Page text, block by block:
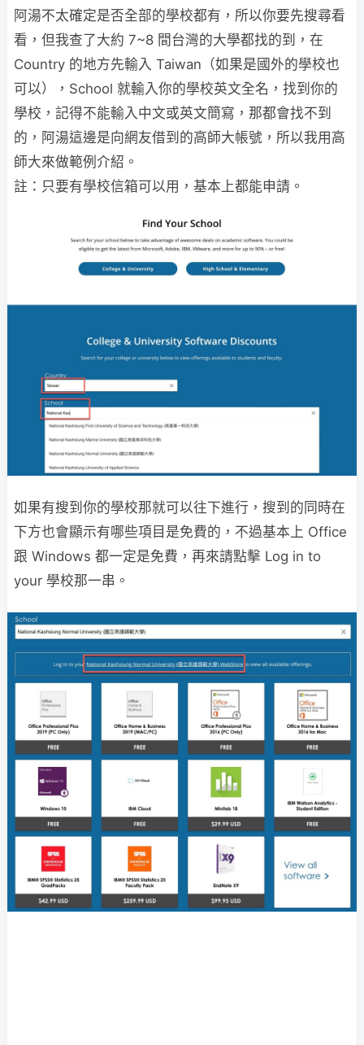
阿湯不太確定是否全部的學校都有，所以你要先搜尋看
看，但我查了大約 7~8 間台灣的大學都找的到，在
Country 的地方先輸入 Taiwan（如果是國外的學校也
可以），School 就輸入你的學校英文全名，找到你的
學校，記得不能輸入中文或英文簡寫，那都會找不到
的，阿湯這邊是向網友借到的高師大帳號，所以我用高
師大來做範例介紹。
註：只要有學校信箱可以用，基本上都能申請。
如果有搜到你的學校那就可以往下進行，搜到的同時在
下方也會顯示有哪些項目是免費的，不過基本上 Office
跟 Windows 都一定是免費，再來請點擊 Log in to
your 學校那一串。